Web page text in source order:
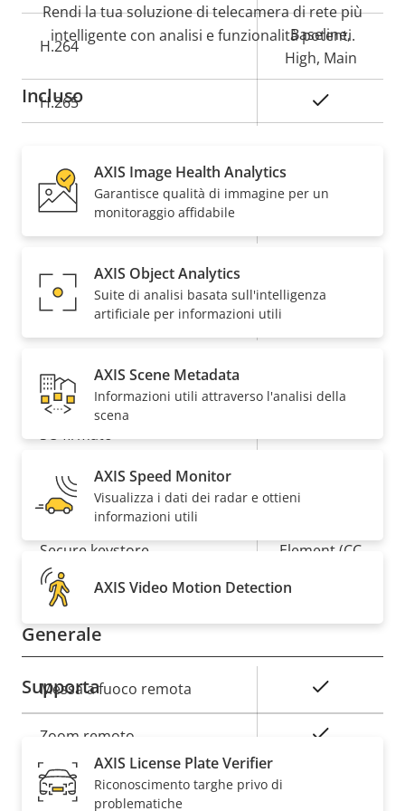
della
proprietà
della
proprietà
H.264
Baseline,
High, Main
H.265
Audio
Descrizione
della
proprietà
Valore
della
proprietà
Supporto audio
Descrizione
della
proprietà
Valore
della
proprietà
Classe PoE
Sicurezza
proprietà
proprietà
SO firmato
Avvio sicuro
Secure keystore
Element (CC
Generale
Descrizione
della
proprietà
Valore
della
Messa a fuoco remota
Zoom remoto
IR incorporata
Rendi la tua soluzione di telecamera di rete più
intelligente con analisi e funzionalità potenti.
Incluso
AXIS Image Health Analytics
Garantisce qualità di immagine per un
monitoraggio affidabile
AXIS Object Analytics
Suite di analisi basata sull'intelligenza
artificiale per informazioni utili
AXIS Scene Metadata
Informazioni utili attraverso l'analisi della
scena
AXIS Speed Monitor
Visualizza i dati dei radar e ottieni
informazioni utili
AXIS Video Motion Detection
Supporta
AXIS License Plate Verifier
Riconoscimento targhe privo di
problematiche